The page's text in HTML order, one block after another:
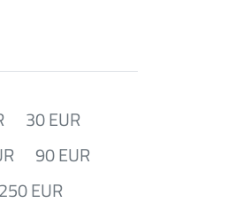
30 EUR
90 EUR
250 EUR